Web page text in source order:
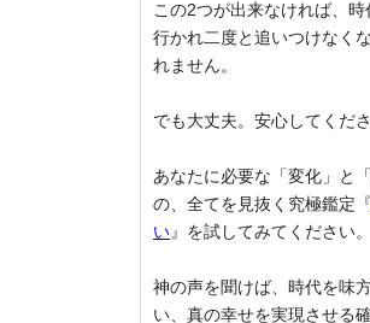
この2つが出来なければ、
行かれ二度と追いつけなく
れません。
でも大丈夫。安心してくださ
あなたに必要な「変化」と
の、全てを見抜く究極鑑定『
い 』を試してみてください。
神の声を聞けば、時代を味
い、真の幸せを実現させる